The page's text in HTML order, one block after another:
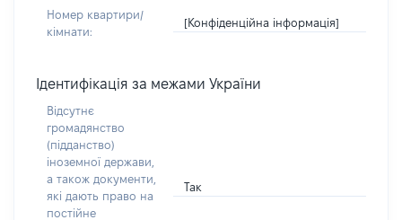
Номер квартири/
кімнати:
[Конфіденційна інформація]
Ідентифікація за межами України
Відсутнє
громадянство
(підданство)
іноземної держави,
а також документи,
які дають право на
постійне
Так